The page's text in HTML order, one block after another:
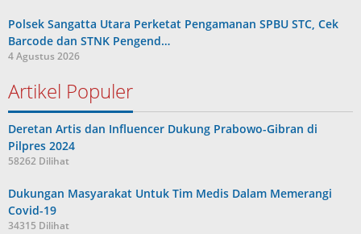
Polsek Sangatta Utara Perketat Pengamanan SPBU STC, Cek
Barcode dan STNK Pengend…
4 Agustus 2026
Artikel Populer
Deretan Artis dan Influencer Dukung Prabowo-Gibran di
Pilpres 2024
58262 Dilihat
Dukungan Masyarakat Untuk Tim Medis Dalam Memerangi
Covid-19
34315 Dilihat